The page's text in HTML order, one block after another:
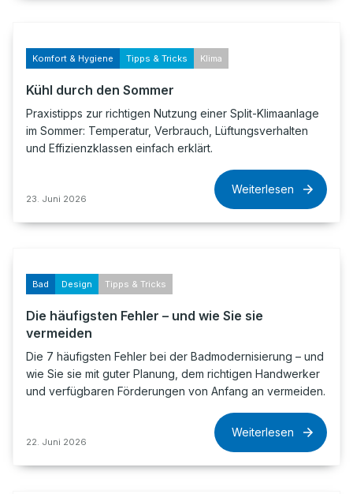
Komfort & Hygiene Tipps & Tricks Klima
Kühl durch den Sommer
Praxistipps zur richtigen Nutzung einer Split-Klimaanlage
im Sommer: Temperatur, Verbrauch, Lüftungsverhalten
und Effizienzklassen einfach erklärt.
23. Juni 2026
Weiterlesen
Bad Design Tipps & Tricks
Die häufigsten Fehler – und wie Sie sie
vermeiden
Die 7 häufigsten Fehler bei der Badmodernisierung – und
wie Sie sie mit guter Planung, dem richtigen Handwerker
und verfügbaren Förderungen von Anfang an vermeiden.
22. Juni 2026
Weiterlesen